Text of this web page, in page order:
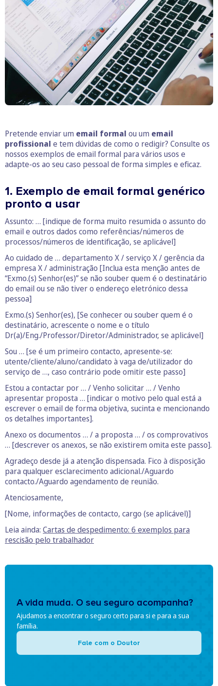
Pretende enviar um email formal ou um email
profissional e tem dúvidas de como o redigir? Consulte os
nossos exemplos de email formal para vários usos e
adapte-os ao seu caso pessoal de forma simples e eficaz.
1. Exemplo de email formal genérico
pronto a usar
Assunto: … [indique de forma muito resumida o assunto do
email e outros dados como referências/números de
processos/números de identificação, se aplicável]
Ao cuidado de … departamento X / serviço X / gerência da
empresa X / administração [Inclua esta menção antes de
“Exmo.(s) Senhor(es)” se não souber quem é o destinatário
do email ou se não tiver o endereço eletrónico dessa
pessoa]
Exmo.(s) Senhor(es), [Se conhecer ou souber quem é o
destinatário, acrescente o nome e o título
Dr(a)/Eng./Professor/Diretor/Administrador, se aplicável]
Sou … [se é um primeiro contacto, apresente-se:
utente/cliente/aluno/candidato à vaga de/utilizador do
serviço de …, caso contrário pode omitir este passo]
Estou a contactar por … / Venho solicitar … / Venho
apresentar proposta … [indicar o motivo pelo qual está a
escrever o email de forma objetiva, sucinta e mencionando
os detalhes importantes].
Anexo os documentos … / a proposta … / os comprovativos
… [descrever os anexos, se não existirem omita este passo].
Agradeço desde já a atenção dispensada. Fico à disposição
para qualquer esclarecimento adicional./Aguardo
contacto./Aguardo agendamento de reunião.
Atenciosamente,
[Nome, informações de contacto, cargo (se aplicável)]
Leia ainda: Cartas de despedimento: 6 exemplos para
rescisão pelo trabalhador
A vida muda. O seu seguro acompanha?
Ajudamos a encontrar o seguro certo para si e para a sua
família.
Fale com o Doutor